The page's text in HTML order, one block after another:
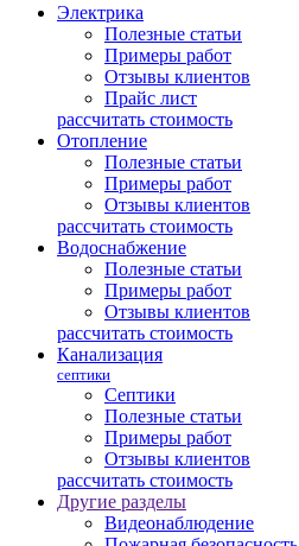
Электрика
Полезные статьи
Примеры работ
Отзывы клиентов
Прайс лист
рассчитать стоимость
Отопление
Полезные статьи
Примеры работ
Отзывы клиентов
рассчитать стоимость
Водоснабжение
Полезные статьи
Примеры работ
Отзывы клиентов
рассчитать стоимость
Канализация
септики
Септики
Полезные статьи
Примеры работ
Отзывы клиентов
рассчитать стоимость
Другие разделы
Видеонаблюдение